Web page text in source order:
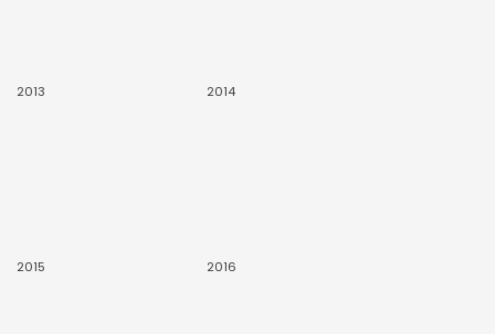
2013 2014
2015 2016